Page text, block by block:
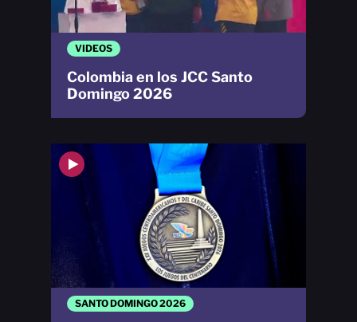
VIDEOS
Colombia en los JCC Santo
Domingo 2026
SANTO DOMINGO 2026